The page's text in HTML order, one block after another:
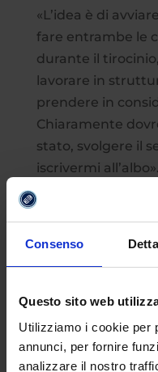
Consenso
Questo sito web
Utilizziamo i cookie per
annunci, per fornire
analizzare il nostro
«L’idea è di
fare entrambe le
durante il
lavorare in
prendere in
Chiaramente
stato, svolgere il
iscrivermi all’albo».
Perché
servizi importanti,
dello studente e
la voglia di
Apprezzo anche